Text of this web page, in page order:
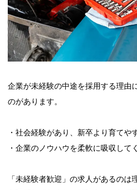
企業が未経験の中途を採用する理由
のがあります。
・社会経験があり、新卒より育てや
・企業のノウハウを柔軟に吸収して
「未経験者歓迎」の求人があるのは